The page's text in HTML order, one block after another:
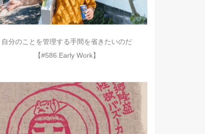
自分のことを管理する手間を省きたいのだ
【#586.Early Work】